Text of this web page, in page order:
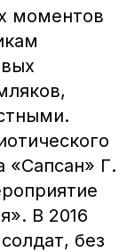
моментов
«Сапсан» Г.
В 2016
без